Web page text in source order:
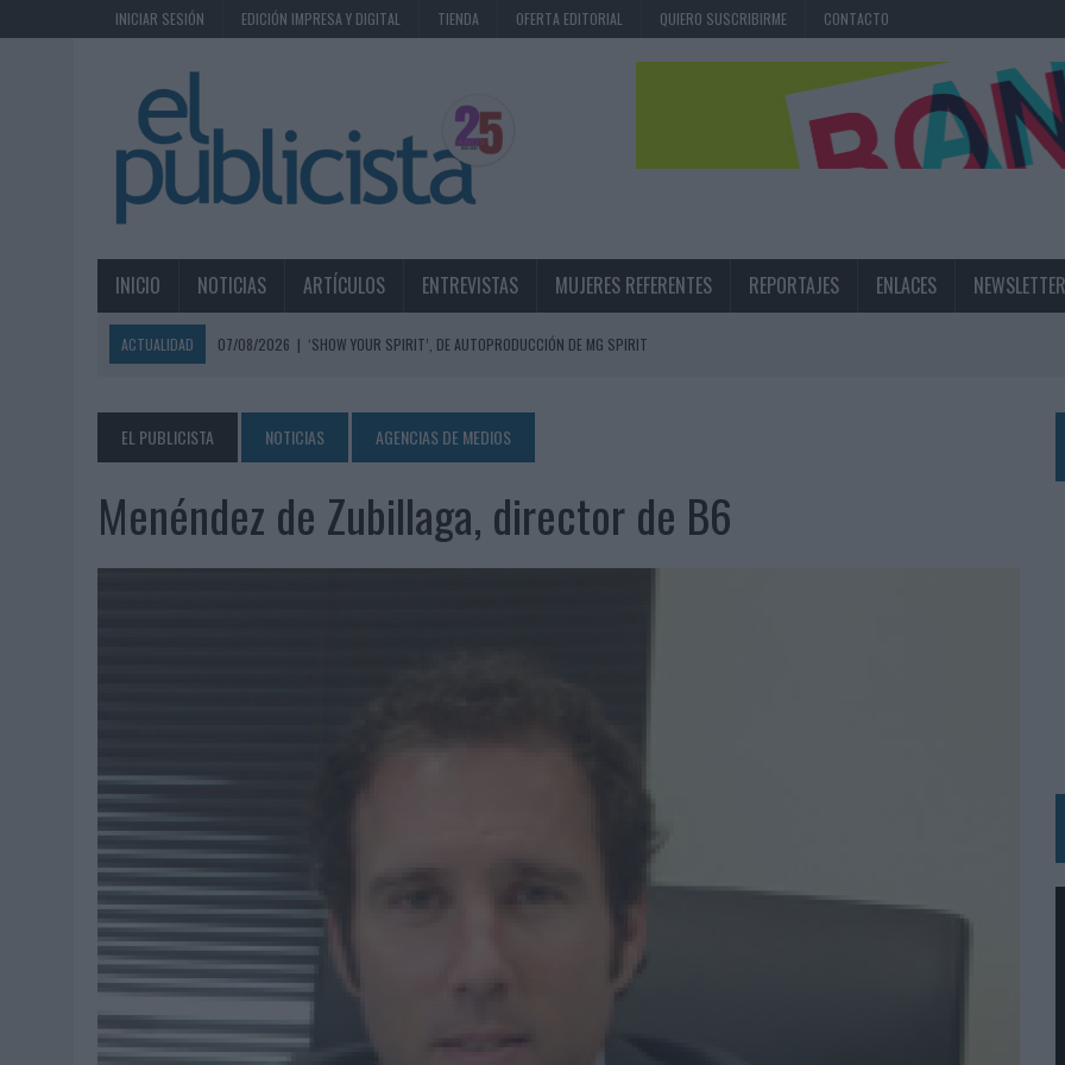
INICIAR SESIÓN EDICIÓN IMPRESA Y DIGITAL TIENDA OFERTA EDITORIAL QUIERO SUSCRIBIRME CONTACTO
INICIO NOTICIAS ARTÍCULOS ENTREVISTAS MUJERES REFERENTES REPORTAJES ENLACES NEWSLETTER
ACTUALIDAD 07/08/2026 | ‘SHOW YOUR SPIRIT’, DE AUTOPRODUCCIÓN DE MG SPIRIT
07/08/2026 | MG SPIRIT RELANZA SU MARCA CON UNA ESTRATEGIA 360º CENTRADA EN EL ORIGEN BARCELONÉS
07/08/2026
PATRÓN CONVIERTE EL NUEVO SINGLE DE ARÓN PIPER EN UNA EXPERIENCIA DE MARCA EN IBIZA
07/08/2026 | EL VERANO PONE A PRUEBA LA ESTRATEGIA DIGITAL DE LAS MARCAS
06/08/2026 | EL USO DE LA IA GENERATIVA ALCANZA YA AL 62% DE LOS ESPAÑOLES
06/08/2026
06/08/2026 | FRIGO Y UNIQLO LANZAN UNA COLECCIÓN PERSONALIZABLE INSPIRADA EN CORNETTO, CALIPPO Y SOLERO
06/08/2026 | LA IA ESTÁ SUBIENDO EL LISTÓN DE LA CREATIVIDAD
05/08/2026 | BEON WORLDWIDE LANZA RAÍZ URBANA PARA TRANSFORMAR EL PATRIMONIO HISTÓRICO EN ACTIVOS CULTURALES Y ECONÓMICOS
| FABRA COMUNICACIÓN INCORPORA A CASONÁ Y ASUME LA GESTIÓN DE SUS RELACIONES CON LOS MEDIOS
05/08/2026
05/08/2026 | LUIS ARQUILLOS (BURGO DE ARIAS): “LA CONSTRUCCIÓN DE MARCA A LARGO PLAZO Y LA MEDICIÓN SON DOS CARAS DE LA MISMA
EL PUBLICISTA NOTICIAS AGENCIAS DE MEDIOS
Menéndez de Zubillaga, director de B6